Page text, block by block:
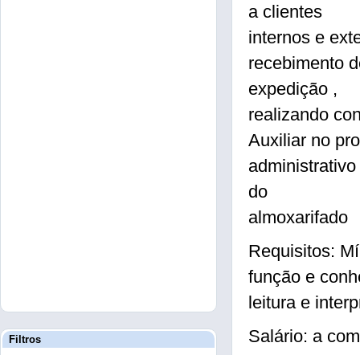
a clientes
internos e
recebimento
expedição ,
realizando
Auxiliar no
administrativo
do
almoxarifado
Requisitos:
função e
leitura e
Salário: a
Filtros